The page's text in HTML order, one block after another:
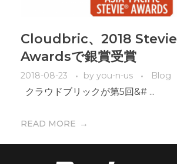
Cloudbric、2018 Stevie
Awardsで銀賞受賞
2018-08-23 by you-n-us Blog
クラウドブリックが第5回&# ...
READ MORE